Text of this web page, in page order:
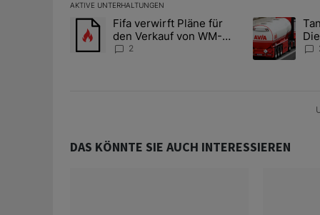
AKTIVE UNTERHALTUNGEN
Das Folgende ist eine Liste der am meisten
Ein Trendartikel mit dem Titel "Fifa verwirft Pläne für
Fifa verwirft Pläne für
den Verkauf von WM-
Anteilen
2
Ein
DAS KÖNNTE SIE AUCH INTERESSIEREN